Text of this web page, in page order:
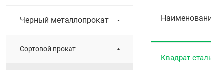
Черный металлопрокат
Сортовой прокат
Квадрат